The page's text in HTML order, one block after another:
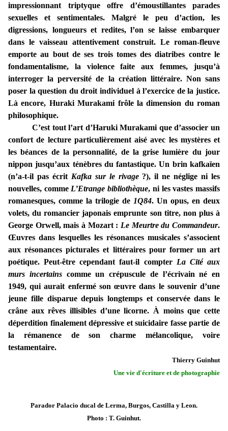
impressionnant triptyque offre d’émoustillantes parades
sexuelles et sentimentales. Malgré le peu d’action, les
digressions, longueurs et redites, l’on se laisse embarquer
dans le vaisseau attentivement construit. Le roman-fleuve
emporte au bout de ses trois tomes des diatribes contre le
fondamentalisme, la violence faite aux femmes, jusqu’à
interroger la perversité de la création littéraire. Non sans
poser la question du droit individuel à l’exercice de la justice.
Là encore, Huraki Murakami frôle la dimension du roman
philosophique.
C’est tout l’art d’Haruki Murakami que d’associer un
confort de lecture particulièrement aisé avec les mystères et
les béances de la personnalité, de la grise lumière du jour
nippon jusqu’aux ténèbres du fantastique. Un brin kafkaïen
(n’a-t-il pas écrit Kafka sur le rivage?), il ne néglige ni les
nouvelles, comme L’Etrange bibliothèque, ni les vastes massifs
romanesques, comme la trilogie de 1Q84. Un opus, en deux
volets, du romancier japonais emprunte son titre, non plus à
George Orwell, mais à Mozart : Le Meurtre du Commandeur.
Œuvres dans lesquelles les résonances musicales s’associent
aux résonances picturales et littéraires pour former un art
poétique. Peut-être cependant faut-il compter La Cité aux
murs incertains comme un crépuscule de l’écrivain né en
1949, qui aurait enfermé son œuvre dans le souvenir d’une
jeune fille disparue depuis longtemps et conservéedans le
crâne aux rêves illisibles d’une licorne. À moins que cette
déperdition finalement dépressive et suicidaire fasse partie de
la rémanence de son charme mélancolique, voire
testamentaire.
Thierry Guinhut
Une vie d'écriture et de photographie
Parador Palacio ducal de Lerma, Burgos, Castilla y Leon.
Photo : T. Guinhut.